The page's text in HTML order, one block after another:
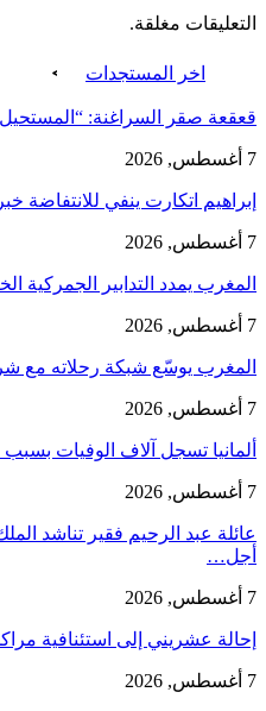
التعليقات مغلقة.
اخر المستجدات
قعقعة صقر السراغنة:
7 أغسطس, 2026
إبراهيم اتكارت ينفي للانتفاضة
7 أغسطس, 2026
المغرب يمدد التدابير الجمركية
7 أغسطس, 2026
المغرب يوسّع شبكة رحلاته مع
7 أغسطس, 2026
ألمانيا تسجل آلاف الوفيات
7 أغسطس, 2026
عائلة عبد الرحيم فقير تناشد
أجل…
7 أغسطس, 2026
إحالة عشريني إلى استئنافية
7 أغسطس, 2026